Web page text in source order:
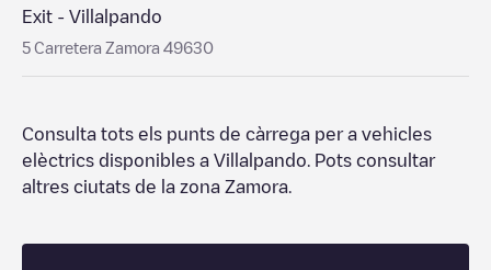
Exit - Villalpando
5 Carretera Zamora 49630
Consulta tots els punts de càrrega per a vehicles
elèctrics disponibles a Villalpando . Pots consultar
altres ciutats de la zona Zamora